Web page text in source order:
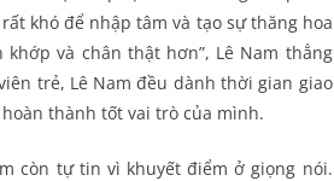
khó để nhập tâm và tạo sự thăng hoa
và chân thật hơn”, Lê Nam thẳng
trẻ, Lê Nam đều dành thời gian giao
thành tốt vai trò của mình.
còn tự tin vì khuyết điểm ở giọng nói.